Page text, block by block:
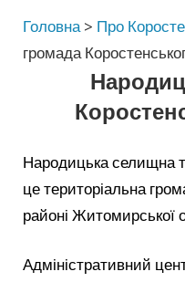
Головна > Про
громада
Народицька селищна
це територіальна
районі Житомирської
Адміністративний